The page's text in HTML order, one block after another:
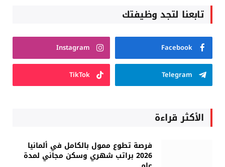
تابعنا لتجد وظيفتك
Facebook
Instagram
Telegram
TikTok
الأكثر قراءة
فرصة تطوع ممول بالكامل في ألمانيا
2026 براتب شهري وسكن مجاني لمدة